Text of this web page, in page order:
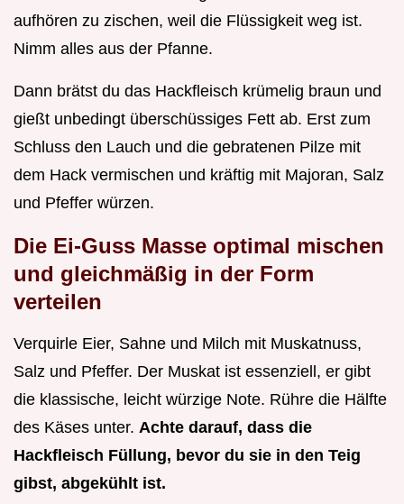
aufhören zu zischen, weil die Flüssigkeit weg ist.
Nimm alles aus der Pfanne.
Dann brätst du das Hackfleisch krümelig braun und
gießt unbedingt überschüssiges Fett ab. Erst zum
Schluss den Lauch und die gebratenen Pilze mit
dem Hack vermischen und kräftig mit Majoran, Salz
und Pfeffer würzen.
Die Ei-Guss Masse optimal mischen
und gleichmäßig in der Form
verteilen
Verquirle Eier, Sahne und Milch mit Muskatnuss,
Salz und Pfeffer. Der Muskat ist essenziell, er gibt
die klassische, leicht würzige Note. Rühre die Hälfte
des Käses unter. Achte darauf, dass die
Hackfleisch Füllung, bevor du sie in den Teig
gibst, abgekühlt ist.